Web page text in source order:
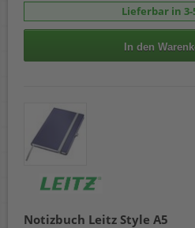
Lieferbar in 3-
In den
Notizbuch Leitz Style A5